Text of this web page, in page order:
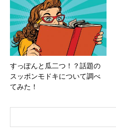
すっぽんと瓜二つ！？話題の
スッポンモドキについて調べ
てみた！